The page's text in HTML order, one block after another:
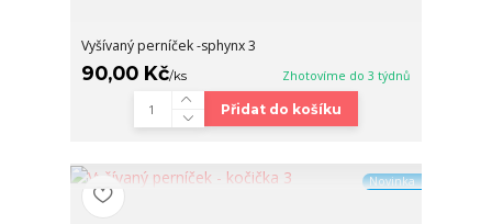
Vyšívaný perníček -sphynx 3
90,00 Kč/ks Zhotovíme do 3 týdnů
Přidat do košíku
Novinka